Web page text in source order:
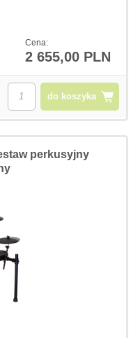
Cena:
2 655,00 PLN
do koszyka
perkusyjny